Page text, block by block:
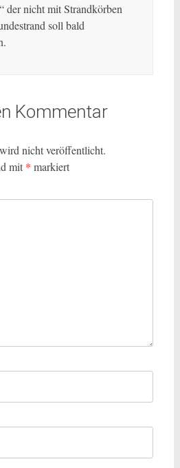
der nicht mit Strandkörben
soll bald
Kommentar
nicht veröffentlicht.
mit * markiert